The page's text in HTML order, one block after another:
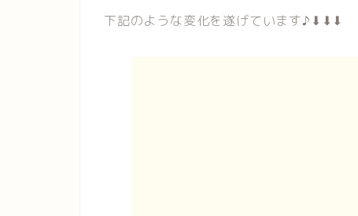
下記のような変化を遂げています♪⬇︎⬇︎⬇︎